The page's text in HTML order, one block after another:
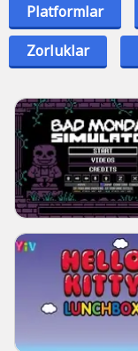
Platformlar
Zorluklar